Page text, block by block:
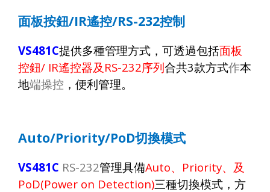
面板按鈕/IR遙控/RS-232控制
VS481C提供多種管理方式，可透過包括面板
控鈕/ IR遙控器及 RS-232序列合共3款方式作本
地端操控 ，便利管理。
Auto/Priority/PoD切換模式
VS481C RS-232管理具備Auto、 Priority、及
PoD(Power on Detection)三種切換模式，方